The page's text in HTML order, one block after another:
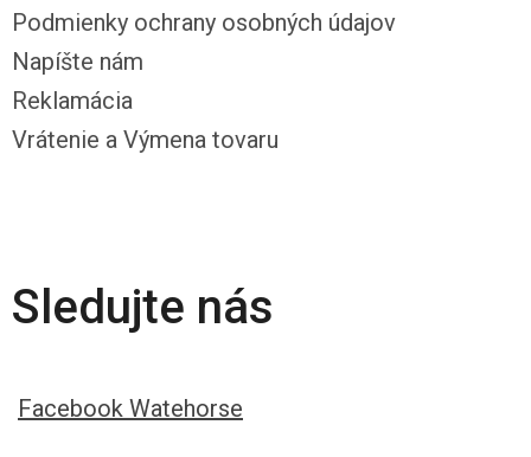
Podmienky ochrany osobných údajov
Napíšte nám
Reklamácia
Vrátenie a Výmena tovaru
Sledujte nás
Facebook Watehorse